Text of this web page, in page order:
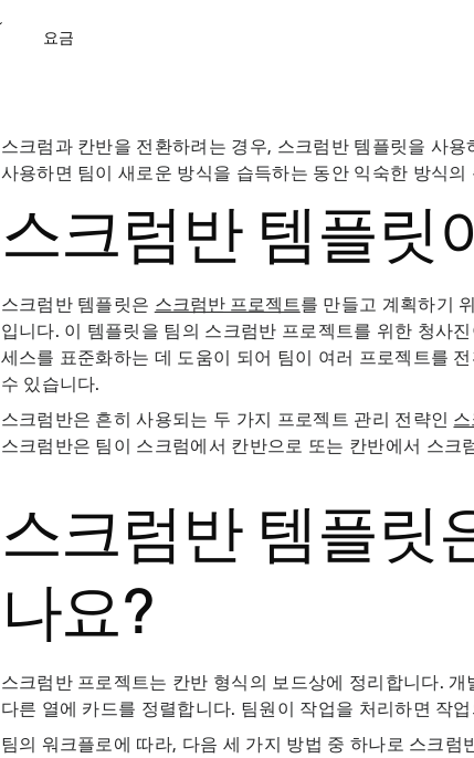
요금
스크럼과 칸반을 전환하려는 경우, 스크럼반 템플릿을 사
사용하면 팀이 새로운 방식을 습득하는 동안 익숙한 방식의
스크럼반 템플릿
스크럼반 템플릿은 스크럼반 프로젝트를 만들고 계획하기
입니다. 이 템플릿을 팀의 스크럼반 프로젝트를 위한 청사
세스를 표준화하는 데 도움이 되어 팀이 여러 프로젝트를
수 있습니다.
스크럼반은 흔히 사용되는 두 가지 프로젝트 관리 전략인 스
스크럼반은 팀이 스크럼에서 칸반으로 또는 칸반에서 스크
스크럼반 템플릿
나요?
스크럼반 프로젝트는 칸반 형식의 보드상에 정리합니다.
다른 열에 카드를 정렬합니다. 팀원이 작업을 처리하면 작
팀의 워크플로에 따라, 다음 세 가지 방법 중 하나로 스크럼